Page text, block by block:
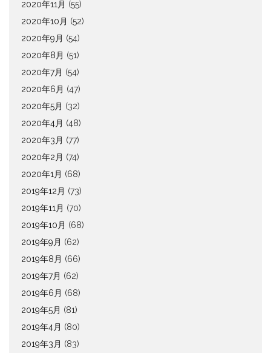
2020年11月 (55)
2020年10月 (52)
2020年9月 (54)
2020年8月 (51)
2020年7月 (54)
2020年6月 (47)
2020年5月 (32)
2020年4月 (48)
2020年3月 (77)
2020年2月 (74)
2020年1月 (68)
2019年12月 (73)
2019年11月 (70)
2019年10月 (68)
2019年9月 (62)
2019年8月 (66)
2019年7月 (62)
2019年6月 (68)
2019年5月 (81)
2019年4月 (80)
2019年3月 (83)